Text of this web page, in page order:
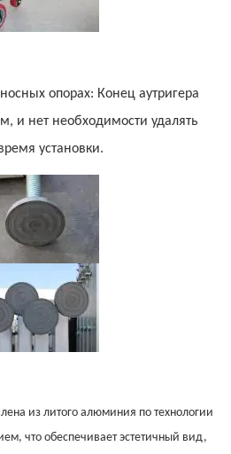
опорах: Конец аутригера
и нет необходимости удалять
установки.
​​из литого алюминия по технологии
что обеспечивает эстетичный вид,